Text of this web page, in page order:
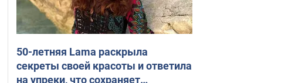
50-летняя Lama раскрыла
секреты своей красоты и ответила
на упреки, что сохраняет